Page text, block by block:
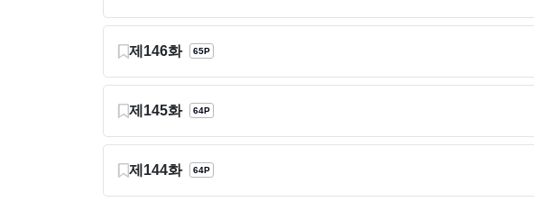
제146화 65P
제145화 64P
제144화 64P